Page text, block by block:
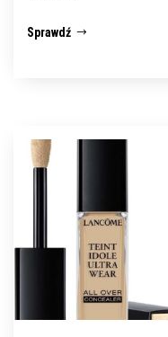
Sprawdź